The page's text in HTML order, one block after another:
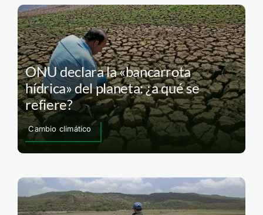
ONU declara la «bancarrota
hídrica» del planeta: ¿a qué se
refiere?
Cambio climático